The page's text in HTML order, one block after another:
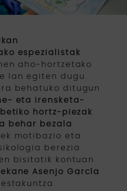
espezialistak
aho-hortzetako
lan egiten dugu.
behatuko ditugun
eta irensketa-
hortz-piezak
behar bezala
motibazio eta
berezia
bisitatik kontuan
Asenjo García